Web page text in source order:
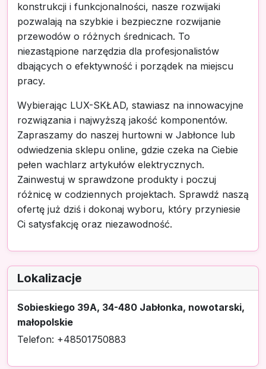
konstrukcji i funkcjonalności, nasze rozwijaki
pozwalają na szybkie i bezpieczne rozwijanie
przewodów o różnych średnicach. To
niezastąpione narzędzia dla profesjonalistów
dbających o efektywność i porządek na miejscu
pracy.
Wybierając LUX-SKŁAD, stawiasz na innowacyjne
rozwiązania i najwyższą jakość komponentów.
Zapraszamy do naszej hurtowni w Jabłonce lub
odwiedzenia sklepu online, gdzie czeka na Ciebie
pełen wachlarz artykułów elektrycznych.
Zainwestuj w sprawdzone produkty i poczuj
różnicę w codziennych projektach. Sprawdź naszą
ofertę już dziś i dokonaj wyboru, który przyniesie
Ci satysfakcję oraz niezawodność.
Lokalizacje
Sobieskiego 39A, 34-480 Jabłonka, nowotarski,
małopolskie
Telefon: +48501750883